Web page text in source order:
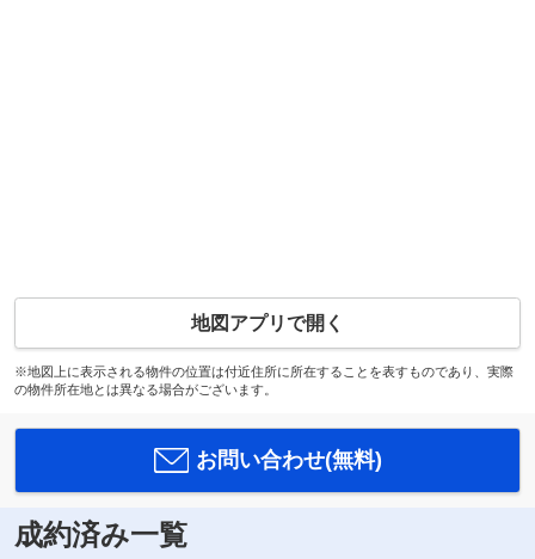
地図アプリで開く
※地図上に表示される物件の位置は付近住所に所在することを表すものであり、実際
の物件所在地とは異なる場合がございます。
お問い合わせ(無料)
成約済み一覧